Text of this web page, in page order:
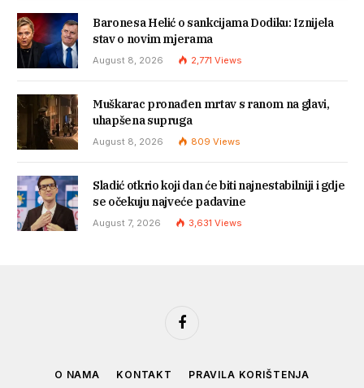
Baronesa Helić o sankcijama Dodiku: Iznijela
stav o novim mjerama
August 8, 2026 2,771 Views
Muškarac pronađen mrtav s ranom na glavi,
uhapšena supruga
August 8, 2026 809 Views
Sladić otkrio koji dan će biti najnestabilniji i gdje
se očekuju najveće padavine
August 7, 2026 3,631 Views
Facebook
O NAMA KONTAKT PRAVILA KORIŠTENJA